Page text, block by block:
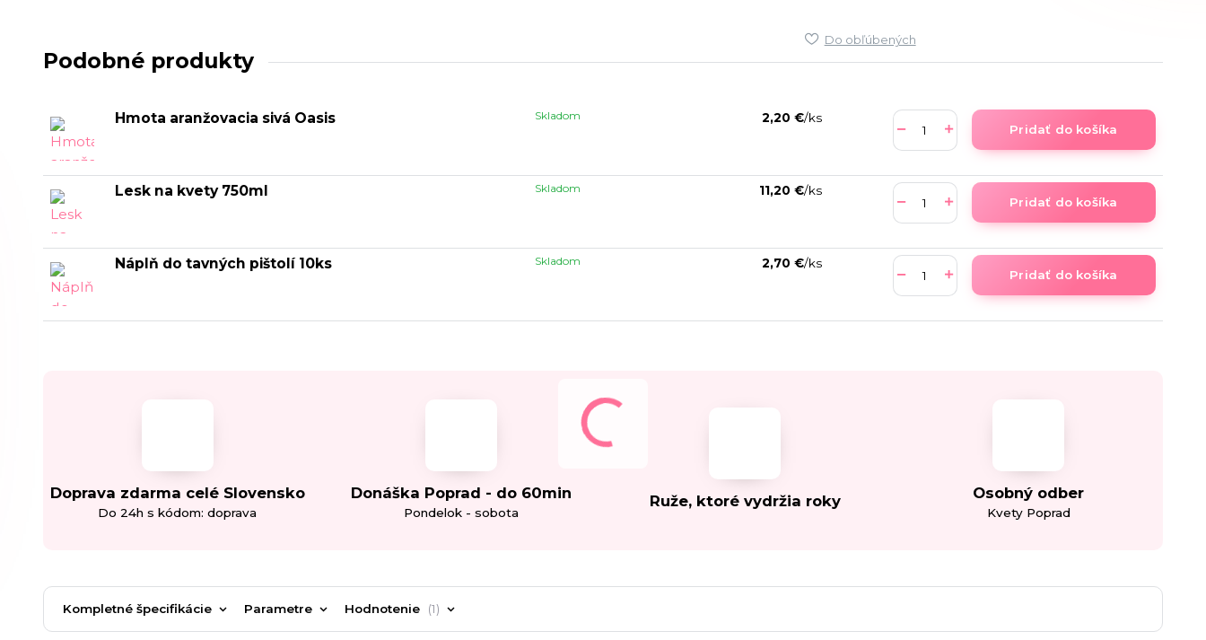
Do obľúbených
Podobné produkty
Hmota aranžovacia sivá Oasis 2,20 €/ks
Skladom
Pridať do košíka
Lesk na kvety 750ml 11,20 €/ks
Skladom
Pridať do košíka
Náplň do tavných pištolí 10ks 2,70 €/ks
Skladom
Pridať do košíka
Doprava zdarma celé Slovensko
Do 24h s kódom: doprava
Donáška Poprad - do 60min
Pondelok - sobota
Ruže, ktoré vydržia roky Osobný odber
Kvety Poprad
Kompletné špecifikácie Parametre Hodnotenie 1